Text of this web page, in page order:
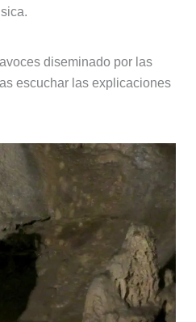
diseminado por las
escuchar las explicaciones